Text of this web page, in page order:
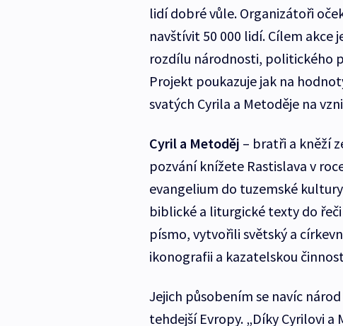
lidí dobré vůle. Organizátoři
navštívit 50 000 lidí. Cílem akce
rozdílu národnosti, politického
Projekt poukazuje jak na
svatých Cyrila a Metoděje na
Cyril a Metoděj – bratři a kněží
pozvání knížete Rastislava v
evangelium do tuzemské
biblické a liturgické texty do
písmo, vytvořili světský a
ikonografii a kazatelskou
Jejich působením se navíc
tehdejší Evropy. „Díky Cyrilovi